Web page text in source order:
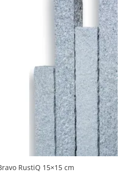
RustiQ 15×15 cm